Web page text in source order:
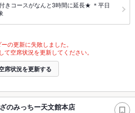
きコースがなんと3時間に延長★ ＊平日
の更新に失敗しました。
て空席状況を更新してください。
席状況を更新する
のみっちー天文館本店